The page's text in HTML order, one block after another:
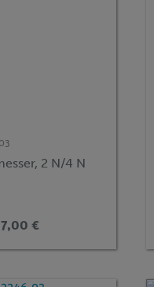
2 N/4 N
€